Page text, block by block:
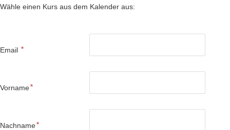
Wähle einen Kurs aus dem Kalender aus:
Email
Vorname
Nachname